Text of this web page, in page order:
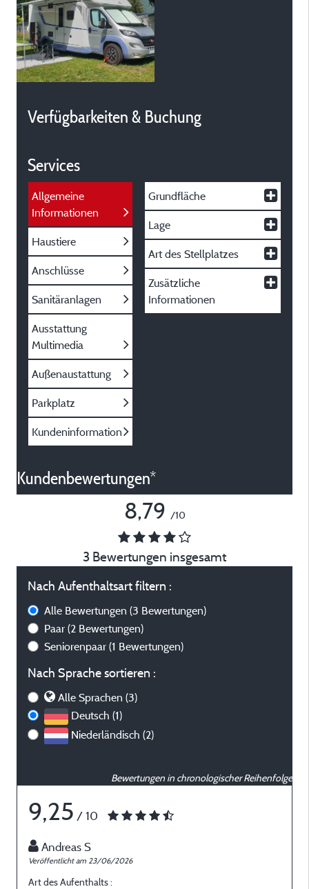
Verfügbarkeiten & Buchung
Services
Allgemeine
Informationen
Haustiere
Anschlüsse
Sanitäranlagen
Ausstattung
Multimedia
Außenaustattung
Parkplatz
Kundeninformation
Grundfläche
Lage
Art des Stellplatzes
Zusätzliche
Informationen
Kundenbewertungen*
8,79 /10
3 Bewertungen insgesamt
Nach Aufenthaltsart filtern :
Alle Bewertungen (3 Bewertungen)
Paar (2 Bewertungen)
Seniorenpaar (1 Bewertungen)
Nach Sprache sortieren :
Alle Sprachen (3)
Deutsch (1)
Niederländisch (2)
Bewertungen in chronologischer Reihenfolge
9,25 / 10
Andreas S
Veröffentlicht am 23/06/2026
Art des Aufenthalts :